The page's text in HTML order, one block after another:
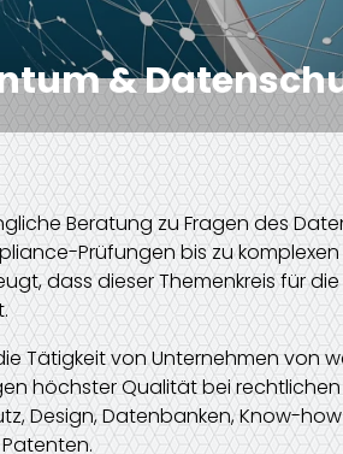
&
Beratung zu Fragen des
Prüfungen bis zu
dass dieser Themenkreis für
Tätigkeit von Unternehmen von
höchster Qualität bei
Design, Datenbanken, Know-